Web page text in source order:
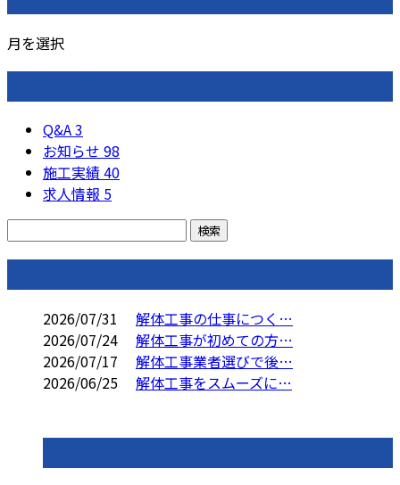
月を選択
Q&A3
お知らせ 98
施工実績40
求人情報 5
2026/07/31
解体工事の仕事につく…
2026/07/24
解体工事が初めての方…
2026/07/17
解体工事業者選びで後…
2026/06/25
解体工事をスムーズに…